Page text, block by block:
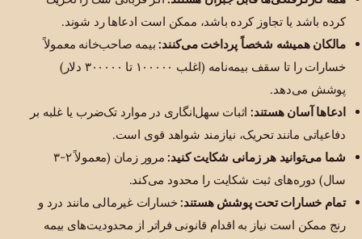
کرده باشد یا تجاوز کرده باشد، ممکن است ادعاها رد شوند.
مالکان همیشه شخصاً پرداخت می‌کنند:بیمه صاحب‌خانه معمولاً
خسارات را تا سقف بیمه‌نامه (اغلب ۱۰۰۰۰۰ تا ۳۰۰۰۰۰ دلار)
پوشش می‌دهد.
ادعاها آسان هستند:اثبات سهل‌انگاری در موارد تک‌ضرب یا غلبه بر
دفاعیاتی مانند تحریک، نیازمند شواهد قوی است.
شما می‌توانید هر زمانی شکایت کنید:
مرور زمان (معمولاً ۲-۳
سال) دوره‌های ثبت شکایت را محدود می‌کند.
تمام خسارات تحت پوشش هستند:خسارات غیرمالی مانند درد و
رنج ممکن است نیاز به اقدام قانونی فراتر از محدودیت‌های بیمه